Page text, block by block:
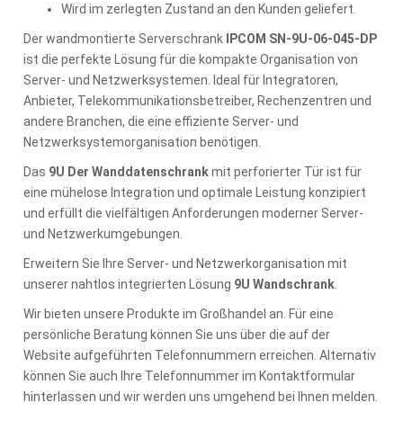
Wird im zerlegten Zustand an den Kunden geliefert.
Der wandmontierte Serverschrank
IPCOM SN-9U-06-045-DP
ist die perfekte Lösung für die kompakte Organisation von
Server- und Netzwerksystemen. Ideal für Integratoren,
Anbieter, Telekommunikationsbetreiber, Rechenzentren und
andere Branchen, die eine effiziente Server- und
Netzwerksystemorganisation benötigen.
Das 9U Der Wanddatenschrankmit perforierter Tür ist für
eine mühelose Integration und optimale Leistung konzipiert
und erfüllt die vielfältigen Anforderungen moderner Server-
und Netzwerkumgebungen.
Erweitern Sie Ihre Server- und Netzwerkorganisation mit
unserer nahtlos integrierten Lösung 9U Wandschrank
Wir bieten unsere Produkte im Großhandel an. Für eine
persönliche Beratung können Sie uns über die auf der
Website aufgeführten Telefonnummern erreichen. Alternativ
können Sie auch Ihre Telefonnummer im Kontaktformular
hinterlassen und wir werden uns umgehend bei Ihnen melden.